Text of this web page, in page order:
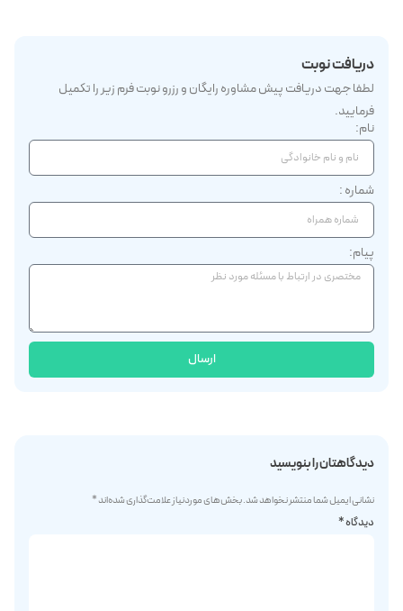
دریافت نوبت
لطفا جهت دریافت پیش مشاوره رایگان و رزرو نوبت فرم زیر را تکمیل
فرمایید.
نام:
شماره :
پیام:
ارسال
دیدگاهتان را بنویسید
نشانی ایمیل شما منتشر نخواهد شد.بخش‌های موردنیاز علامت‌گذاری شده‌اند*
دیدگاه*